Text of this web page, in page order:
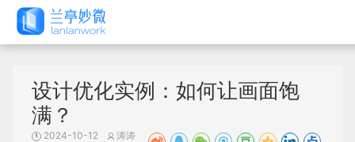
设计优化实例：如何让画面饱
满？
2024-10-12 涛涛